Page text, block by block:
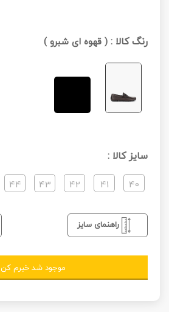
رنگ کالا :(قهوه ای شبرو)
سایز کالا :
40
41
42
43
44
راهنمای سایز
موجود شد خبرم کن